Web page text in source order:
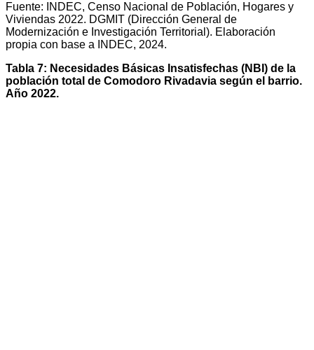
Fuente: INDEC, Censo Nacional de Población, Hogares y
Viviendas 2022. DGMIT (Dirección General de
Modernización e Investigación Territorial). Elaboración
propia con base a INDEC, 2024.
Tabla 7: Necesidades Básicas Insatisfechas (NBI) de la
población total de Comodoro Rivadavia según el barrio.
Año 2022.